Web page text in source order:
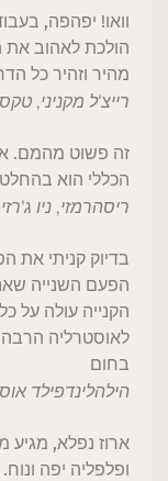
וואו! יפהפה,
הולכת לאהוב
מהיר וזהיר כל
רייצ'ל מקניני,
זה פשוט מהמם.
הכללי הוא בהחלט
ריסהרמזי, ניו
בדיוק קניתי את
הקנייה עולה על
לאוסטרליה
בחום
הילהלינדפילד
ארוז נפלא, מגיע
ופלפליה יפה